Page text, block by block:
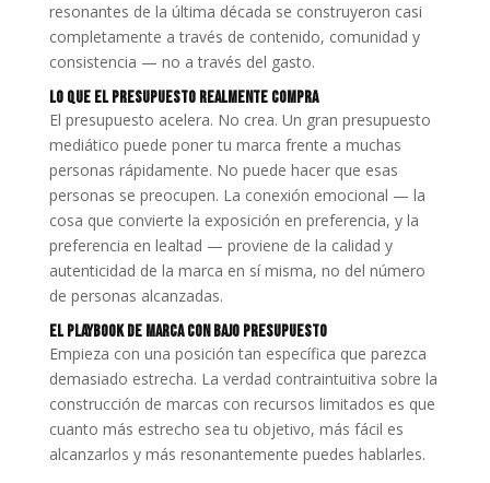
resonantes de la última década se construyeron casi
completamente a través de contenido, comunidad y
consistencia — no a través del gasto.
Lo que el Presupuesto Realmente Compra
El presupuesto acelera. No crea. Un gran presupuesto
mediático puede poner tu marca frente a muchas
personas rápidamente. No puede hacer que esas
personas se preocupen. La conexión emocional — la
cosa que convierte la exposición en preferencia, y la
preferencia en lealtad — proviene de la calidad y
autenticidad de la marca en sí misma, no del número
de personas alcanzadas.
El Playbook de Marca con Bajo Presupuesto
Empieza con una posición tan específica que parezca
demasiado estrecha. La verdad contraintuitiva sobre la
construcción de marcas con recursos limitados es que
cuanto más estrecho sea tu objetivo, más fácil es
alcanzarlos y más resonantemente puedes hablarles.